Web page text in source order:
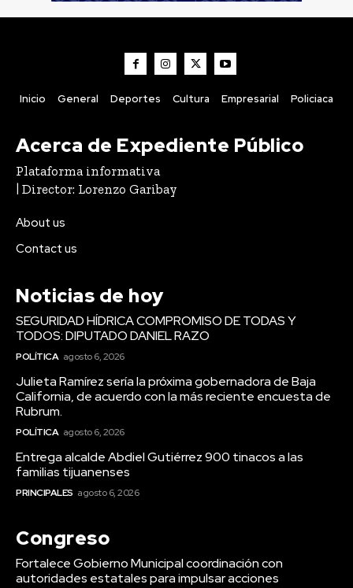
Inicio General Deportes Cultura Empresarial Policiaca
Acerca de Expediente Público
Plataforma informativa
| Director: Lorenzo Garibay
About us
Contact us
Noticias de hoy
SEGURIDAD HÍDRICA COMPROMISO DE TODAS Y
TODOS: DIPUTADO DANIEL RAZO
POLÍTICA agosto 6, 2026
Julieta Ramírez sería la próxima gobernadora de Baja
California, de acuerdo con la más reciente encuesta de
Rubrum.
POLÍTICA agosto 6, 2026
Entrega alcalde Abdiel Gutiérrez 900 tinacos a las
familias tijuanenses
PRINCIPALES agosto 6, 2026
Congreso
Fortalece Gobierno Municipal coordinación con
autoridades estatales para impulsar acciones